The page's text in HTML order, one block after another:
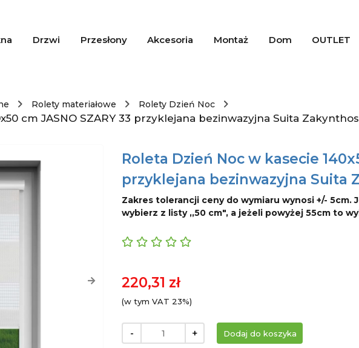
Drzwi Przesłony Akcesoria Montaż Dom OUTLET
Rolety materiałowe Rolety Dzień Noc
cm JASNO SZARY 33 przyklejana bezinwazyjna Suita Zakynthos
Roleta Dzień Noc w kasecie
przyklejana bezinwazyjna Suita
Zakres tolerancji ceny do wymiaru wynosi +/-
wybierz z listy ,,50 cm", a jeżeli powyżej 55cm to
220,31 zł
(w tym VAT 23%)
- +